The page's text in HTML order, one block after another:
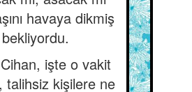
havaya dikmiş
bekliyordu.
Cihan, işte o vakit
talihsiz kişilere ne